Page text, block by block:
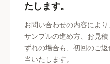
たします。
お問い合わせの内容により
サンプルの進め方、お見
ずれの場合も、初回のご
当いたします。